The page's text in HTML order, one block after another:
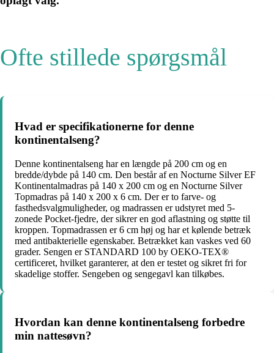
Ofte stillede spørgsmål
Hvad er specifikationerne for denne
kontinentalseng?
Denne kontinentalseng har en længde på 200 cm og en
bredde/dybde på 140 cm. Den består af en Nocturne Silver EF
Kontinentalmadras på 140 x 200 cm og en Nocturne Silver
Topmadras på 140 x 200 x 6 cm. Der er to farve- og
fasthedsvalgmuligheder, og madrassen er udstyret med 5-
zonede Pocket-fjedre, der sikrer en god aflastning og støtte til
kroppen. Topmadrassen er 6 cm høj og har et kølende betræk
med antibakterielle egenskaber. Betrækket kan vaskes ved 60
grader. Sengen er STANDARD 100 by OEKO-TEX®
certificeret, hvilket garanterer, at den er testet og sikret fri for
skadelige stoffer. Sengeben og sengegavl kan tilkøbes.
Hvordan kan denne kontinentalseng forbedre
min nattesøvn?